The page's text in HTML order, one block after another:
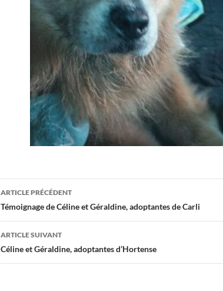
Navigation
des
articles
ARTICLE PRÉCÉDENT
Témoignage de Céline et Géraldine, adoptantes de Carli
ARTICLE SUIVANT
Céline et Géraldine, adoptantes d’Hortense